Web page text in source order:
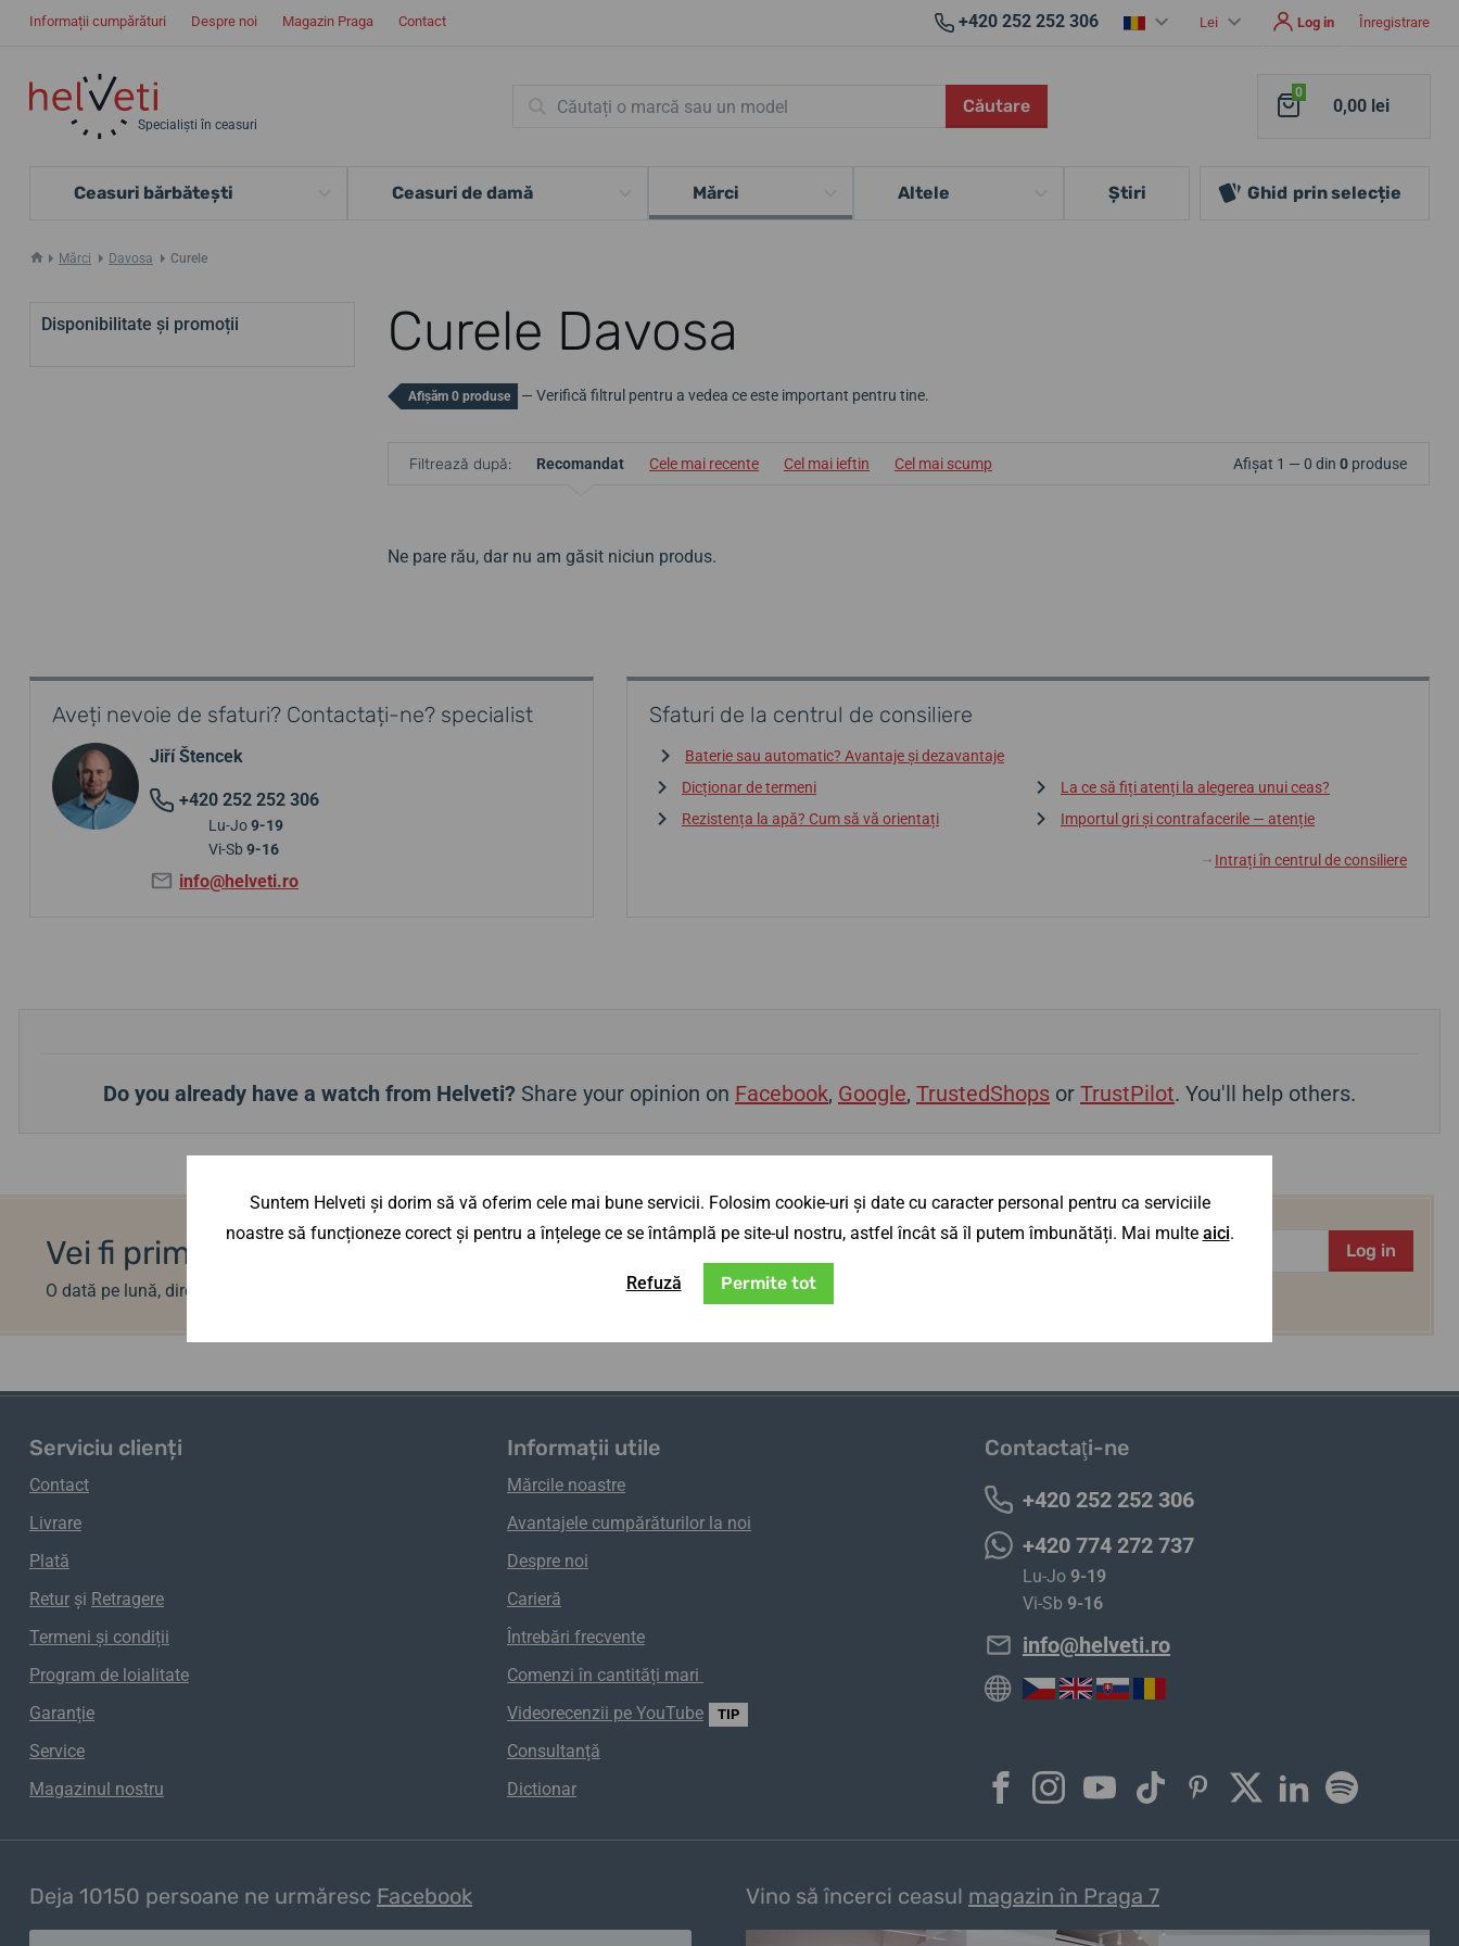
Informații cumpărături Despre noi Magazin Praga Contact +420 252 252 306 Lei Log in Înregistrare
Specialiști în ceasuri
Căutare
0
0,00 lei
Ceasuri bărbătești Ceasuri de damă Mărci Altele Ştiri Ghid prin selecție
Mărci Davosa Curele
Curele Davosa
Disponibilitate și promoții
Afișăm 0 produse — Verifică filtrul pentru a vedea ce este important pentru tine.
Filtrează după: Recomandat Cele mai recente Cel mai ieftin Cel mai scump Afișat 1 — 0 din 0 produse
Ne pare rău, dar nu am găsit niciun produs.
Aveți nevoie de sfaturi? Contactați-ne? specialist
Jiří Štencek
+420 252 252 306
Lu-Jo9-19
Vi-Sb 9-16
info@helveti.ro
Sfaturi de la centrul de consiliere
Baterie sau automatic? Avantaje și dezavantaje
Dicționar de termeni
La ce să fiți atenți la alegerea unui ceas?
Rezistența la apă? Cum să vă orientați
Importul gri și contrafacerile — atenție
↓ Intrați în centrul de consiliere
Do you already have a watch from Helveti? Share your opinion on Facebook, Google, TrustedShops or TrustPilot. You'll help others.
Vei fi primul care află noutăți din lumea ceasurilor
O dată pe lună, direct pe adresa ta de e-mail
Log in
Serviciu clienți
Contact
Livrare
Plată
Retur și Retragere
Termeni și condiții
Program de loialitate
Garanție
Service
Magazinul nostru
Informații utile
Mărcile noastre
Avantajele cumpărăturilor la noi
Despre noi
Carieră
Întrebări frecvente
Comenzi în cantități mari
Videorecenzii pe YouTube
TIP
Consultanță
Dictionar
Contactaţi-ne
+420 252 252 306
+420 774 272 737
Lu-Jo 9-19
Vi-Sb 9-16
info@helveti.ro
Deja 10150 persoane ne urmăresc Facebook Vino să încerci ceasul magazin în Praga 7
Suntem Helveti și dorim să vă oferim cele mai bune servicii. Folosim cookie-uri și date cu caracter personal pentru ca serviciile
noastre să funcționeze corect și pentru a înțelege ce se întâmplă pe site-ul nostru, astfel încât să îl putem îmbunătăți. Mai multe aici.
Refuză Permite tot